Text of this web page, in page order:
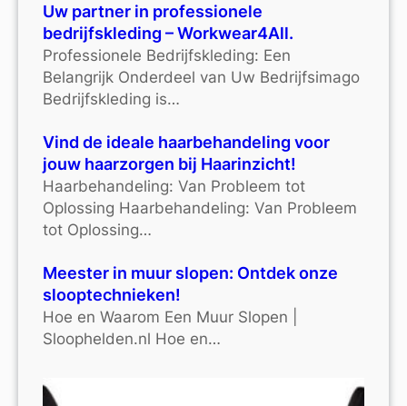
Uw partner in professionele
bedrijfskleding – Workwear4All.
Professionele Bedrijfskleding: Een
Belangrijk Onderdeel van Uw Bedrijfsimago
Bedrijfskleding is…
Vind de ideale haarbehandeling voor
jouw haarzorgen bij Haarinzicht!
Haarbehandeling: Van Probleem tot
Oplossing Haarbehandeling: Van Probleem
tot Oplossing…
Meester in muur slopen: Ontdek onze
slooptechnieken!
Hoe en Waarom Een Muur Slopen |
Sloophelden.nl Hoe en…